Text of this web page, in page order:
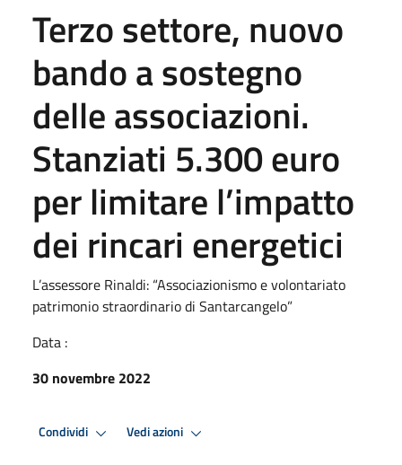
Terzo settore, nuovo
bando a sostegno
delle associazioni.
Stanziati 5.300 euro
per limitare l’impatto
dei rincari energetici
L’assessore Rinaldi: “Associazionismo e volontariato
patrimonio straordinario di Santarcangelo”
Data :
30 novembre 2022
Condividi Vedi azioni